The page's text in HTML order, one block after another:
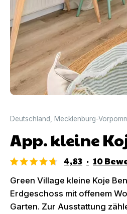
Deutschland Mecklenburg-
App. kleine
4,83 · 10
Green Village kleine Koje
Erdgeschoss mit offenem
Garten. Zur Ausstattung